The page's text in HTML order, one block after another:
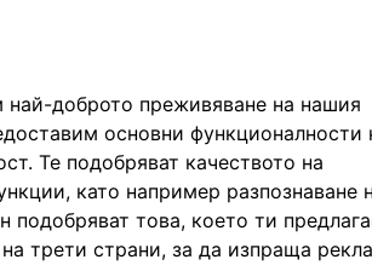
Услуги и решения